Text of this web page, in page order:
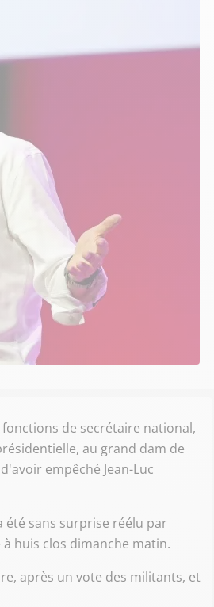
de secrétaire national,
au grand dam de
empêché Jean-Luc
été sans surprise réélu par
huis clos dimanche matin.
après un vote des militants, et